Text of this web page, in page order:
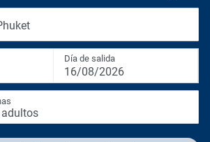
Día de salida
16/08/2026
adultos